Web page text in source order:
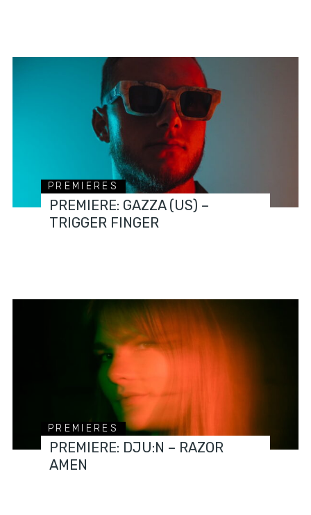
PREMIERES
PREMIERE: GAZZA (US) –
TRIGGER FINGER
PREMIERES
PREMIERE: DJU:N – RAZOR
AMEN